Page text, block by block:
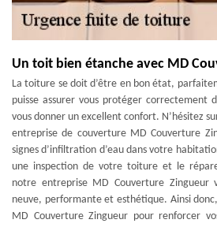
Un toit bien étanche avec MD
La toiture se doit d’être en bon état,
puisse assurer vous protéger correctement
vous donner un excellent confort. N’hésitez
entreprise de couverture MD Couverture
signes d’infiltration d’eau dans votre
une inspection de votre toiture et le
notre entreprise MD Couverture
neuve, performante et esthétique. Ainsi
MD Couverture Zingueur pour renforcer